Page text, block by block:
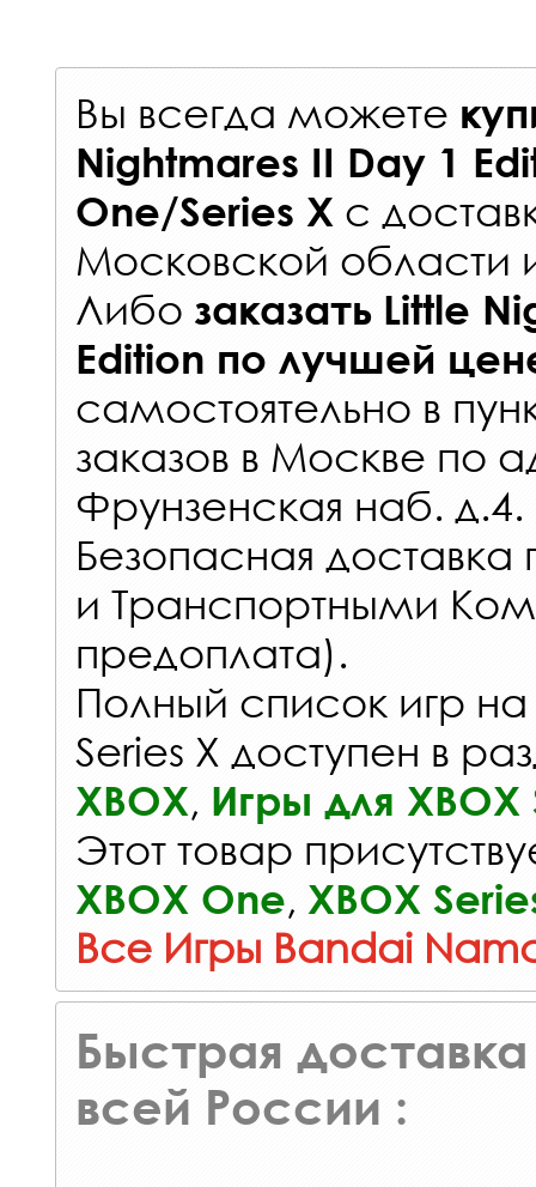
Вы всегда можете
Nightmares II Day 1
One/Series X с
Московской области
Либо заказать Little
Edition по лучшей
самостоятельно в
заказов в Москве по
Фрунзенская наб. д.4.
Безопасная
и Транспортными
предоплата).
Полный список игр на
Series X доступен в
XBOX, Игры для XBOX
Этот товар
XBOX One, XBOX
Все Игры Bandai
Быстрая доставка
всей России :